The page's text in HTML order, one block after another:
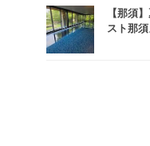
【那須
スト那